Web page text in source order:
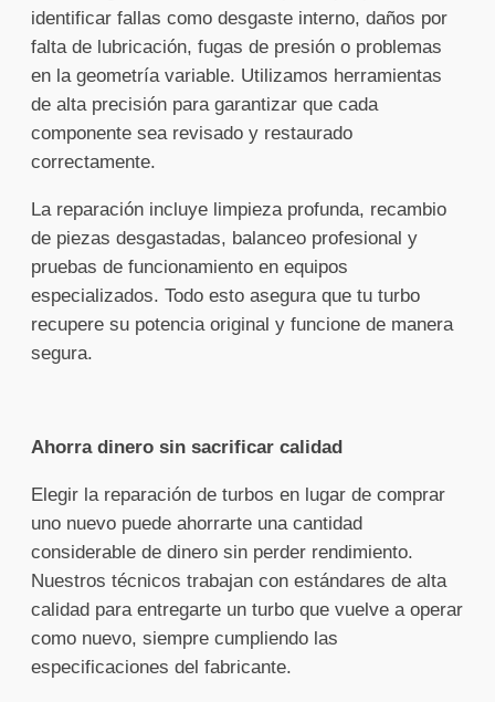
identificar fallas como desgaste interno, daños por
falta de lubricación, fugas de presión o problemas
en la geometría variable. Utilizamos herramientas
de alta precisión para garantizar que cada
componente sea revisado y restaurado
correctamente.
La reparación incluye limpieza profunda, recambio
de piezas desgastadas, balanceo profesional y
pruebas de funcionamiento en equipos
especializados. Todo esto asegura que tu turbo
recupere su potencia original y funcione de manera
segura.
Ahorra dinero sin sacrificar calidad
Elegir la reparación de turbos en lugar de comprar
uno nuevo puede ahorrarte una cantidad
considerable de dinero sin perder rendimiento.
Nuestros técnicos trabajan con estándares de alta
calidad para entregarte un turbo que vuelve a operar
como nuevo, siempre cumpliendo las
especificaciones del fabricante.